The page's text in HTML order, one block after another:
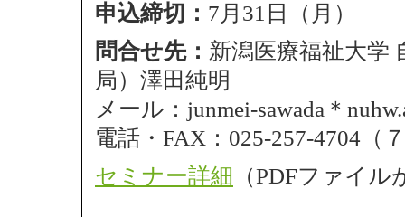
申込締切： 7月31日（月）
問合せ先： 新潟医療福祉大学
局）澤田純明
メール：junmei-sawada＊
電話・FAX：025-257-4704（
セミナー詳細 （PDFファイ